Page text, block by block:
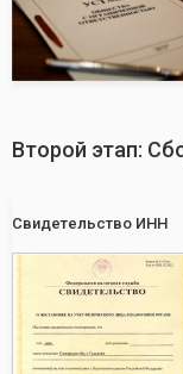
Второй этап:
Свидетельство ИНН